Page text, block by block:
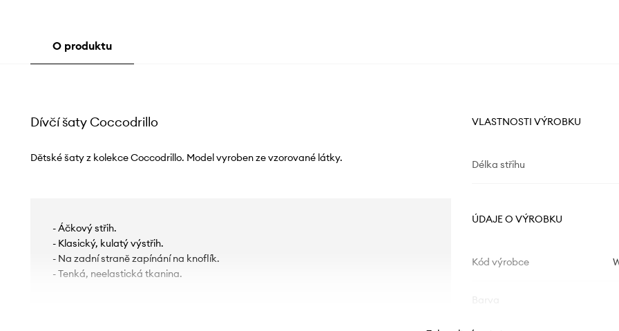
O produktu
Dívčí šaty Coccodrillo
Dětské šaty z kolekce Coccodrillo. Model vyroben ze vzorované látky.
- Áčkový střih.
- Klasický, kulatý výstřih.
- Na zadní straně zapínání na knoflík.
- Tenká, neelastická tkanina.
VLASTNOSTI VÝROBKU
Délka střihu
ÚDAJE O VÝROBKU
Kód výrobce